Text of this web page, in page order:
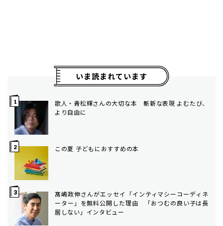
いま読まれています
歌人・青松輝さんの大切な本 斬新な表現 よむたび、
より自由に
この夏 子どもにおすすめの本
髙嶋政伸さんがエッセイ「インティマシーコーディネ
ーター」を無料公開した理由 「おつむの良い子は長
居しない」インタビュー